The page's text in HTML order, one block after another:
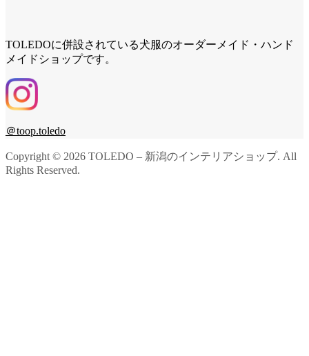
TOLEDOに併設されている犬服のオーダーメイド・ハンド
メイドショップです。
＠toop.toledo
Copyright © 2026 TOLEDO – 新潟のインテリアショップ. All
Rights Reserved.